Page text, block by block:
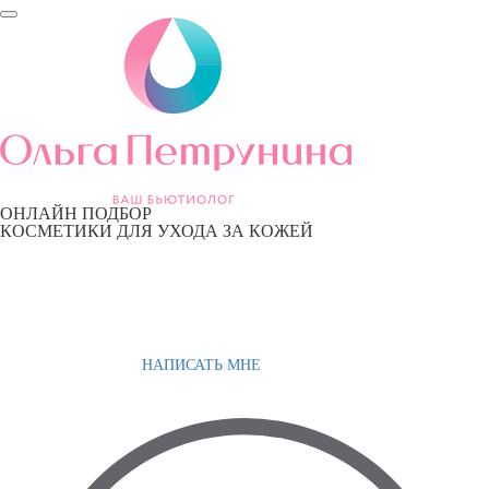
ОНЛАЙН ПОДБОР
КОСМЕТИКИ ДЛЯ УХОДА ЗА КОЖЕЙ
НАПИСАТЬ МНЕ